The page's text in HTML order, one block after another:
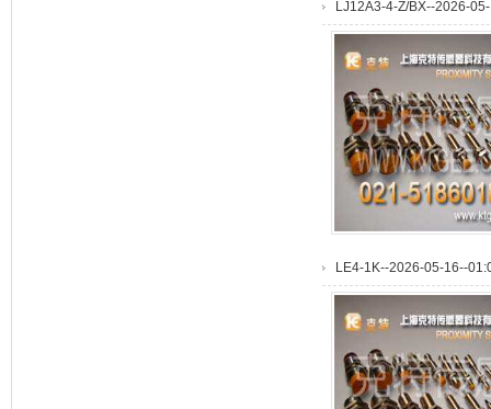
LJ12A3-4-Z/BX--2026-
LE4-1K--2026-05-16--